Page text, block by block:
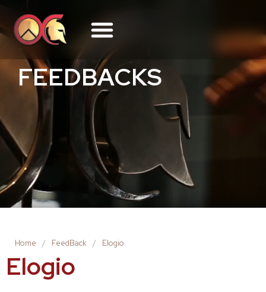
FEEDBACKS
Home / FeedBack / Elogio
Elogio